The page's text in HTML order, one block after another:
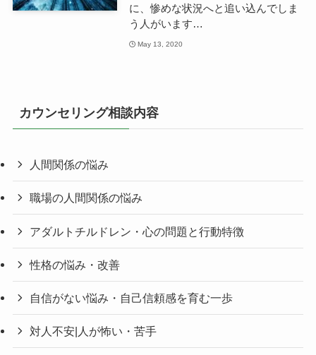
に、惨めな状況へと追い込んでしま
う人がいます…
May 13, 2020
カウンセリング相談内容
人間関係の悩み
職場の人間関係の悩み
アダルトチルドレン・心の問題と行動特徴
性格の悩み・改善
自信がない悩み・自己信頼感を育む一歩
対人不安|人が怖い・苦手